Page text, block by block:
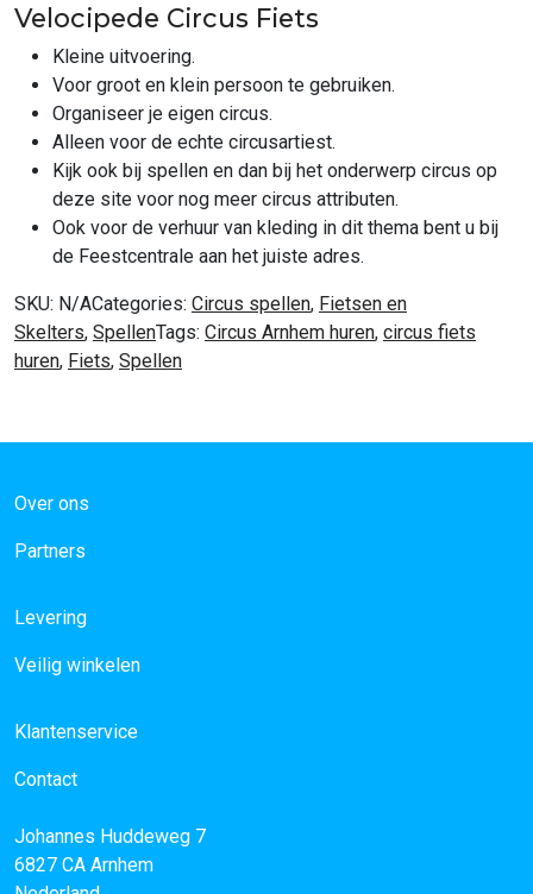
Velocipede Circus Fiets
Kleine uitvoering.
Voor groot en klein persoon te gebruiken.
Organiseer je eigen circus.
Alleen voor de echte circusartiest.
Kijk ook bij spellen en dan bij het onderwerp circus op
deze site voor nog meer circus attributen.
Ook voor de verhuur van kleding in dit thema bent u bij
de Feestcentrale aan het juiste adres.
SKU: N/ACategories: Circus spellen, Fietsen en
Skelters, SpellenTags: Circus Arnhem huren, circus fiets
huren, Fiets, Spellen
Over ons
Partners
Levering
Veilig winkelen
Klantenservice
Contact
Johannes Huddeweg 7
6827 CA Arnhem